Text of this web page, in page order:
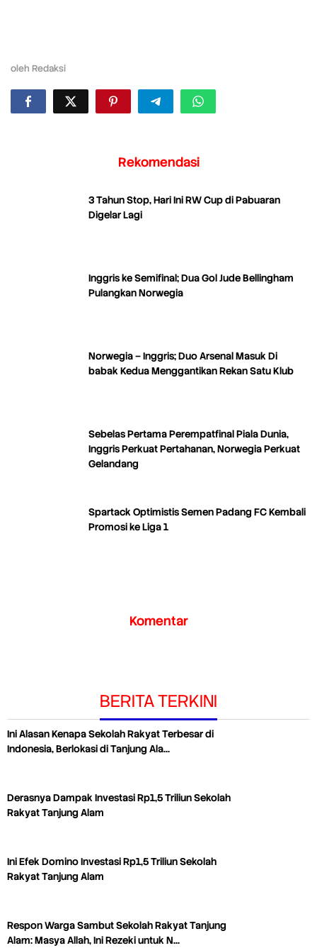
oleh Redaksi
Rekomendasi
3 Tahun Stop, Hari Ini RW Cup di Pabuaran
Digelar Lagi
Inggris ke Semifinal; Dua Gol Jude Bellingham
Pulangkan Norwegia
Norwegia – Inggris; Duo Arsenal Masuk Di
babak Kedua Menggantikan Rekan Satu Klub
Sebelas Pertama Perempatfinal Piala Dunia,
Inggris Perkuat Pertahanan, Norwegia Perkuat
Gelandang
Spartack Optimistis Semen Padang FC Kembali
Promosi ke Liga 1
Komentar
BERITA TERKINI
Ini Alasan Kenapa Sekolah Rakyat Terbesar di
Indonesia, Berlokasi di Tanjung Ala…
Derasnya Dampak Investasi Rp1,5 Triliun Sekolah
Rakyat Tanjung Alam
Ini Efek Domino Investasi Rp1,5 Triliun Sekolah
Rakyat Tanjung Alam
Respon Warga Sambut Sekolah Rakyat Tanjung
Alam: Masya Allah, Ini Rezeki untuk N…